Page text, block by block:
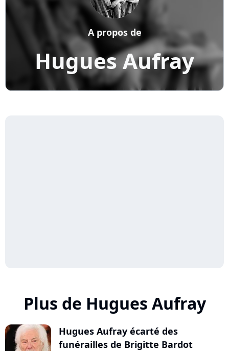
Hugues Aufray
A propos de
Plus de Hugues Aufray
Hugues Aufray écarté des
funérailles de Brigitte Bardot